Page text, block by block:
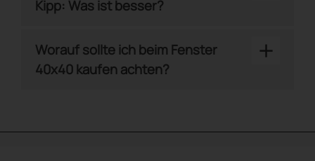
Kipp: Was ist besser?
Worauf sollte ich beim Fenster
40x40 kaufen achten?
+